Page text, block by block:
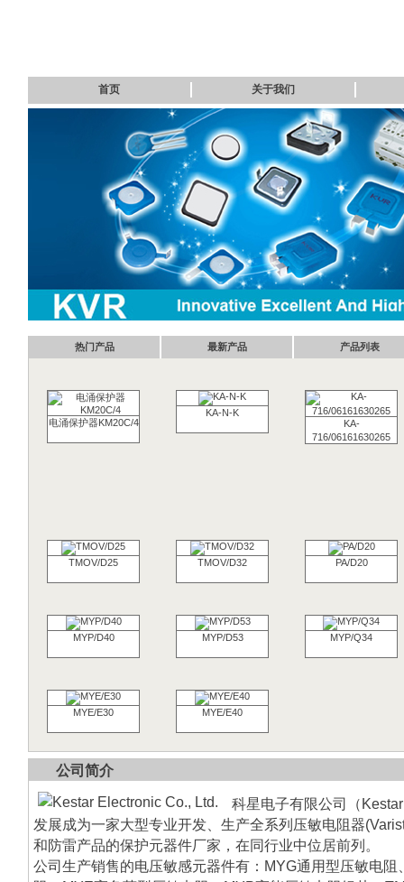
首页 关于我们
热门产品 最新产品 产品列表
电涌保护器KM20C/4
KA-N-K
KA-
716/06161630265
TMOV/D25 TMOV/D32 PA/D20
MYP/D40 MYP/D53 MYP/Q34
MYE/E30 MYE/E40
公司简介
科星电子有限公司（
发展成为一家大型专业开发、生产全系列压敏电阻器
和防雷产品的保护元器件厂家，在同行业中位居前列。
公司生产销售的电压敏感元器件有：MYG通用型压敏电阻